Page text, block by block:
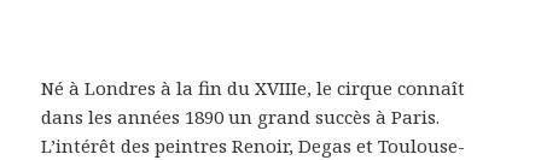
Né à Londres à la fin du XVIIIe, le cirque connaît
dans les années 1890 un grand succès à Paris.
L’intérêt des peintres Renoir, Degas et Toulouse-